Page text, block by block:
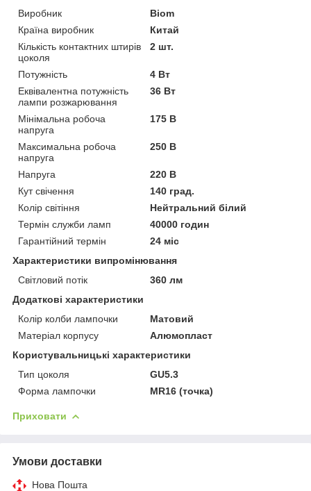
Виробник
Biom
Країна виробник
Китай
Кількість контактних штирів
цоколя
2 шт.
Потужність
4 Вт
Еквівалентна потужність
лампи розжарювання
36 Вт
Мінімальна робоча
напруга
175 В
Максимальна робоча
напруга
250 В
Напруга
220 В
Кут свічення
140 град.
Колір світіння
Нейтральний білий
Термін служби ламп
40000 годин
Гарантійний термін
24 міс
Характеристики випромінювання
Світловий потік
360 лм
Додаткові характеристики
Колір колби лампочки
Матовий
Матеріал корпусу
Алюмопласт
Користувальницькі характеристики
Тип цоколя
GU5.3
Форма лампочки
MR16 (точка)
Приховати
Умови доставки
Нова Пошта